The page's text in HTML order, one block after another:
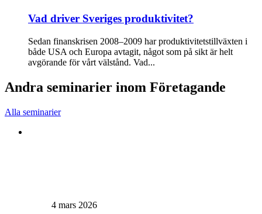
Vad driver Sveriges produktivitet?
Sedan finanskrisen 2008–2009 har produktivitetstillväxten i
både USA och Europa avtagit, något som på sikt är helt
avgörande för vårt välstånd. Vad...
Andra seminarier inom Företagande
Alla seminarier
4 mars 2026